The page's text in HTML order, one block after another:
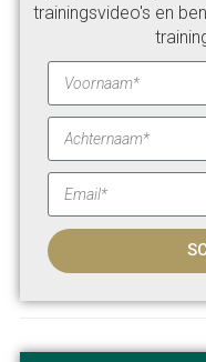
trainingsvideo's en